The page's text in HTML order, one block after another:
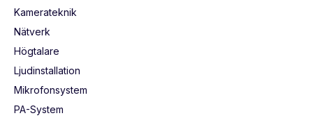
Kamerateknik
Nätverk
Högtalare
Ljudinstallation
Mikrofonsystem
PA-System